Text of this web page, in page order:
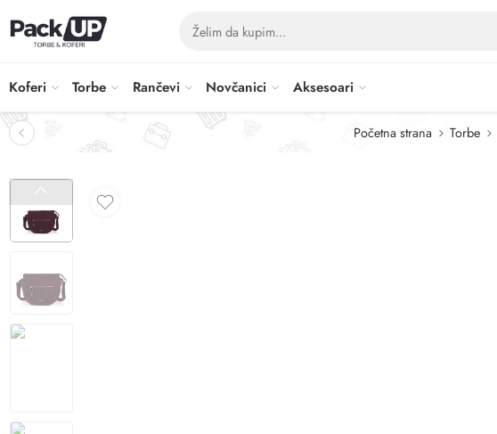
Koferi Torbe Rančevi Novčanici Aksesoari
Početna strana Torbe